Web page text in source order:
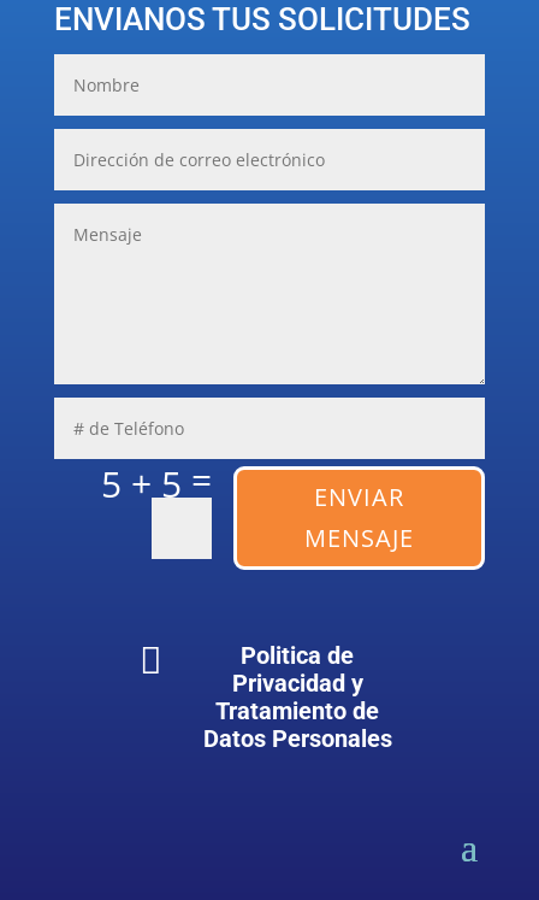
ENVIANOS TUS SOLICITUDES
5 + 5 =
ENVIAR
MENSAJE

Politica de
Privacidad y
Tratamiento de
Datos Personales